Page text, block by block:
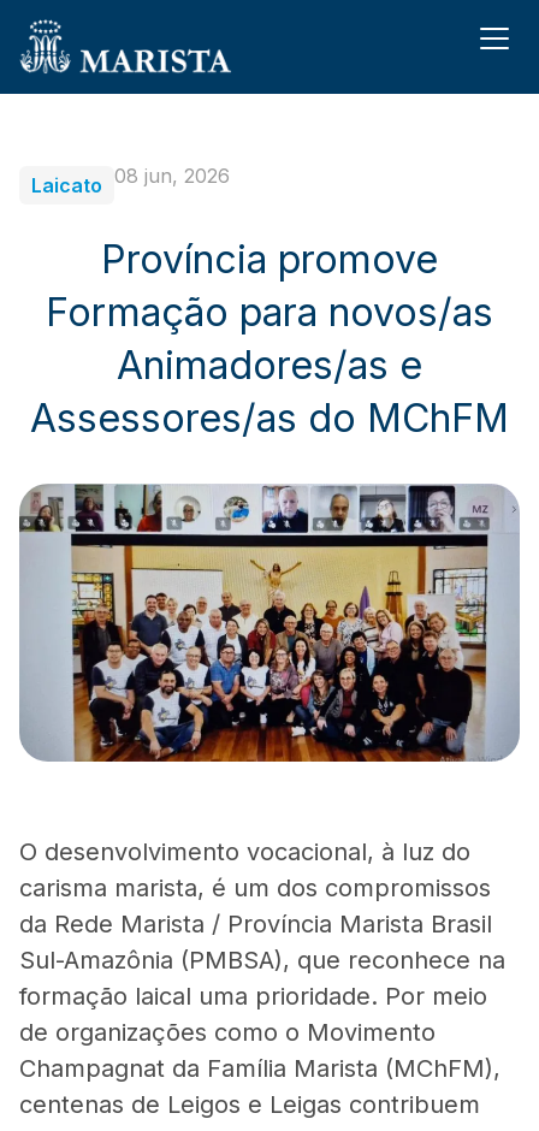
Laicato 08 jun, 2026
Província promove
Formação para novos/as
Animadores/as e
Assessores/as do MChFM
O desenvolvimento vocacional, à luz do
carisma marista, é um dos compromissos
da Rede Marista / Província Marista Brasil
Sul-Amazônia (PMBSA), que reconhece na
formação laical uma prioridade. Por meio
de organizações como o Movimento
Champagnat da Família Marista (MChFM),
centenas de Leigos e Leigas contribuem